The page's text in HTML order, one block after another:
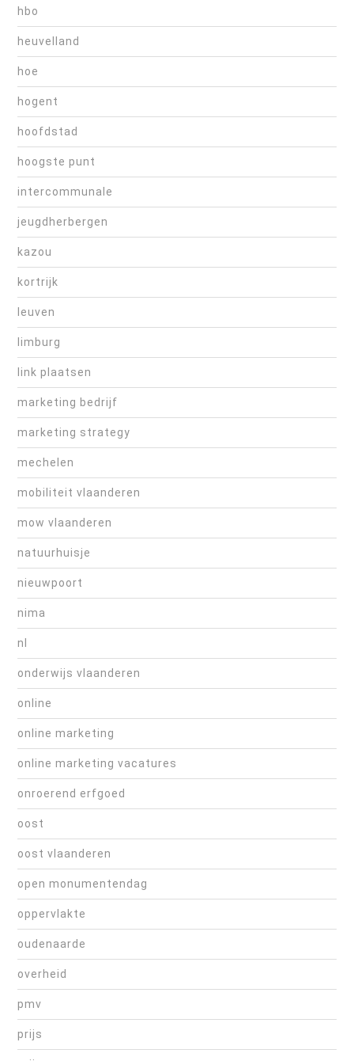
hbo
heuvelland
hoe
hogent
hoofdstad
hoogste punt
intercommunale
jeugdherbergen
kazou
kortrijk
leuven
limburg
link plaatsen
marketing bedrijf
marketing strategy
mechelen
mobiliteit vlaanderen
mow vlaanderen
natuurhuisje
nieuwpoort
nima
nl
onderwijs vlaanderen
online
online marketing
online marketing vacatures
onroerend erfgoed
oost
oost vlaanderen
open monumentendag
oppervlakte
oudenaarde
overheid
pmv
prijs